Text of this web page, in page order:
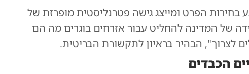
בחירות הפרט ומייצג גישה פטרנליסטית מופרזת של
של המדינה להחליט עבור אזרחים בוגרים מה הם
לצרוך", הבהיר בראיון לתקשורת הבריטית.
הכבדים